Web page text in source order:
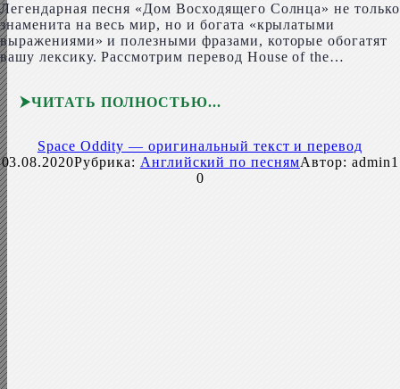
Легендарная песня «Дом Восходящего Солнца» не только
знаменита на весь мир, но и богата «крылатыми
выражениями» и полезными фразами, которые обогатят
вашу лексику. Рассмотрим перевод House of the…
ЧИТАТЬ ПОЛНОСТЬЮ
Space Oddity — оригинальный текст и перевод
03.08.2020Рубрика: Английский по песнямАвтор: admin1
0